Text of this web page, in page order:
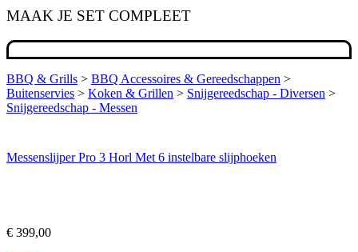
MAAK JE SET COMPLEET
BBQ & Grills > BBQ Accessoires & Gereedschappen >
Buitenservies > Koken & Grillen > Snijgereedschap - Diversen >
Snijgereedschap - Messen
Messenslijper Pro 3 Horl Met 6 instelbare slijphoeken
€ 399,00